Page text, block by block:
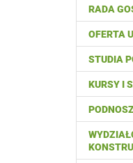
RADA
OFERTA
STUDIA
KURSY I